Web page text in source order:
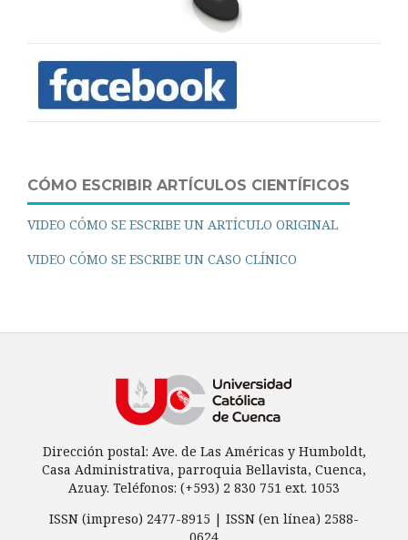
CÓMO ESCRIBIR ARTÍCULOS CIENTÍFICOS
VIDEO CÓMO SE ESCRIBE UN ARTÍCULO ORIGINAL
VIDEO CÓMO SE ESCRIBE UN CASO CLÍNICO
Dirección postal: Ave. de Las Américas y Humboldt,
Casa Administrativa, parroquia Bellavista, Cuenca,
Azuay. Teléfonos: (+593) 2 830 751 ext. 1053
ISSN (impreso) 2477-8915 | ISSN (en línea) 2588-